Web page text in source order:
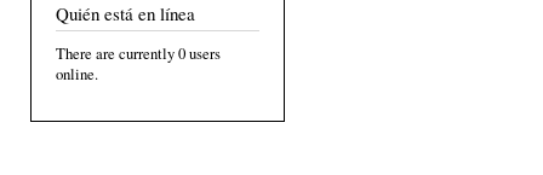
Quién está en línea
There are currently 0 users
online.